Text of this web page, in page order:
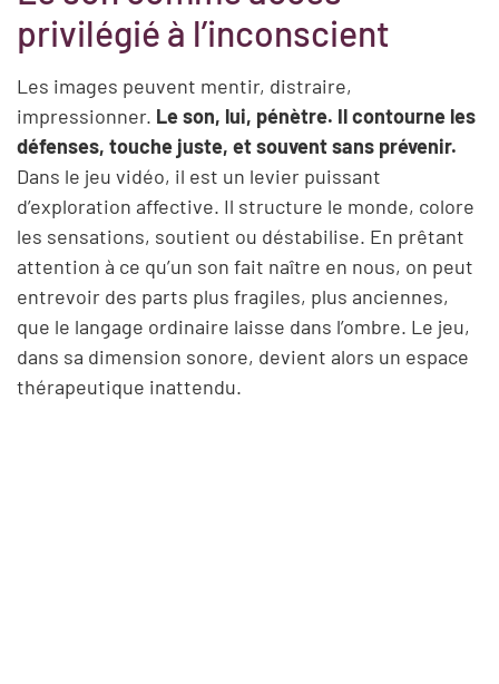
privilégié à l’inconscient
Les images peuvent mentir, distraire,
impressionner. Le son, lui, pénètre. Il contourne les
défenses, touche juste, et souvent sans prévenir.
Dans le jeu vidéo, il est un levier puissant
d’exploration affective. Il structure le monde, colore
les sensations, soutient ou déstabilise. En prêtant
attention à ce qu’un son fait naître en nous, on peut
entrevoir des parts plus fragiles, plus anciennes,
que le langage ordinaire laisse dans l’ombre. Le jeu,
dans sa dimension sonore, devient alors un espace
thérapeutique inattendu.